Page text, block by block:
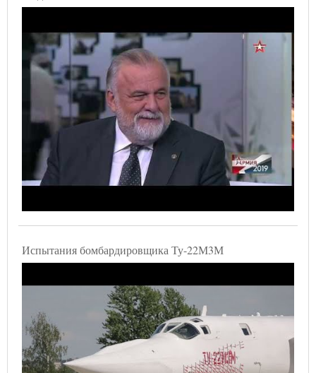
Испытания бомбардировщика Ту-22М3М